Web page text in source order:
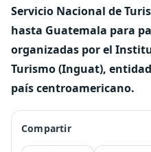
Servicio Nacional de
hasta Guatemala para
organizadas por el
Turismo (Inguat), entidad
país centroamericano.
Compartir